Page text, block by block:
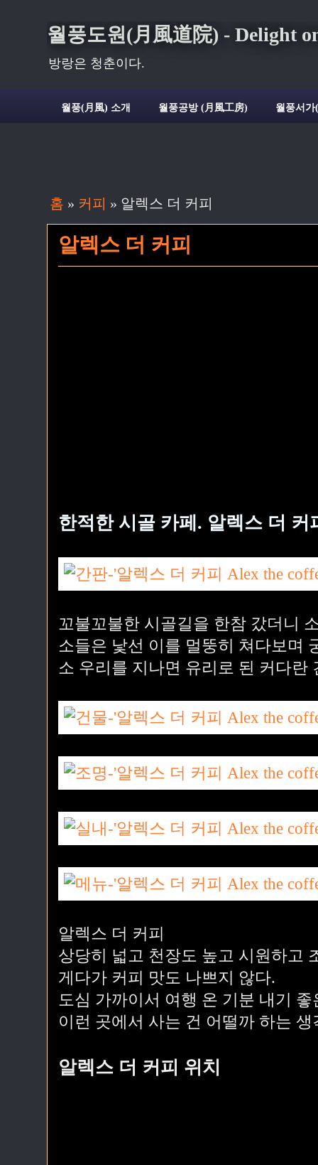
월풍도원(月風道院) - Delight
방랑은 청춘이다.
월풍(月風) 소개 월풍공방 (月風工房) 월풍서
홈 » 커피 » 알렉스 더 커피
알렉스 더 커피
한적한 시골 카페. 알렉스 더 커
꼬불꼬불한 시골길을 한참 갔더니
소들은 낯선 이를 멀뚱히 쳐다보며
소 우리를 지나면 유리로 된 커다란
알렉스 더 커피
상당히 넓고 천장도 높고 시원하고
게다가 커피 맛도 나쁘지 않다.
도심 가까이서 여행 온 기분 내기 좋
이런 곳에서 사는 건 어떨까 하는
알렉스 더 커피 위치